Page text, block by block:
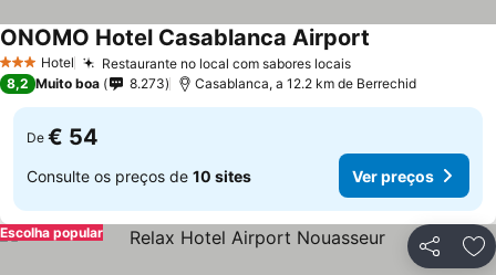
3 EstrelasHotel Restaurante no local com sabores locais
ONOMO Hotel Casablanca Airport
8,2 Muito boa 8.273 Casablanca, a 12.2 km de Berrechid
De € 54
Consulte os preços de 10 sites Ver preços
Partilhar
Escolha popular